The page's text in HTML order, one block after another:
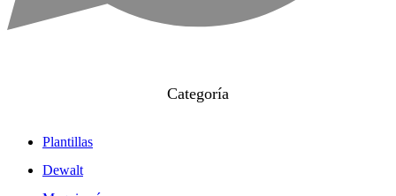
Categoría
Plantillas
Dewalt